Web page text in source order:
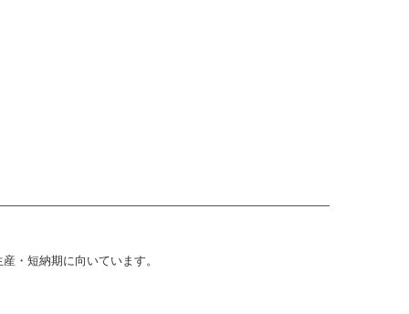
・短納期に向いています。